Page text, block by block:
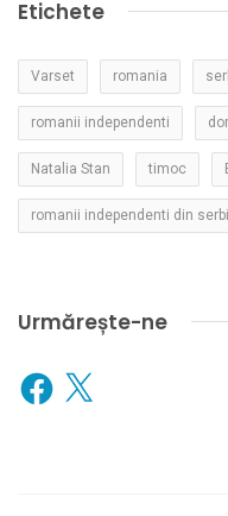
Etichete
Varset romania
romanii independenti
Natalia Stan timoc
romanii independenti din
Urmărește-ne
Facebook
X